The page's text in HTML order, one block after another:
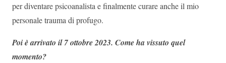
per diventare psicoanalista e finalmente curare anche il mio
personale trauma di profugo.
Poi è arrivato il 7 ottobre 2023. Come ha vissuto quel
momento?